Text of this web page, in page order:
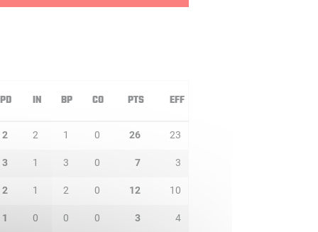
PD IN BP CO PTS EFF
2 2 1 0 26 23
3 1 3 0 7 3
2 1 2 0 12 10
1 0 0 0 3 4